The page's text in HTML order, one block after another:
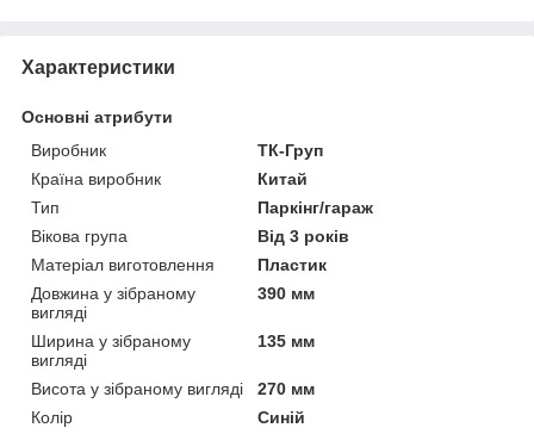
Характеристики
Основні атрибути
Виробник
ТК-Груп
Країна виробник
Китай
Тип
Паркінг/гараж
Вікова група
Від 3 років
Матеріал виготовлення
Пластик
Довжина у зібраному
вигляді
390 мм
Ширина у зібраному
вигляді
135 мм
Висота у зібраному вигляді
270 мм
Колір
Синій